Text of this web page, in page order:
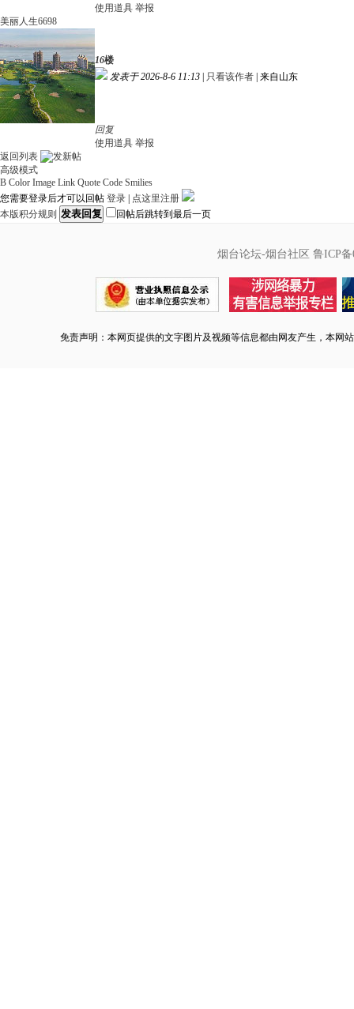
使用道具 举报
美丽人生6698
16楼
发表于 2026-8-6 11:13
只看该作者 来自山东
回复
使用道具 举报
返回列表
高级模式
B Color Image Link Quote Code Smilies
您需要登录后才可以回帖 登录
点这里注册
本版积分规则 发表回复 回帖后跳转到最后一页
烟台论坛-烟台社区 鲁ICP备
免责声明：本网页提供的文字图片及视频等信息都由网友产生，本网